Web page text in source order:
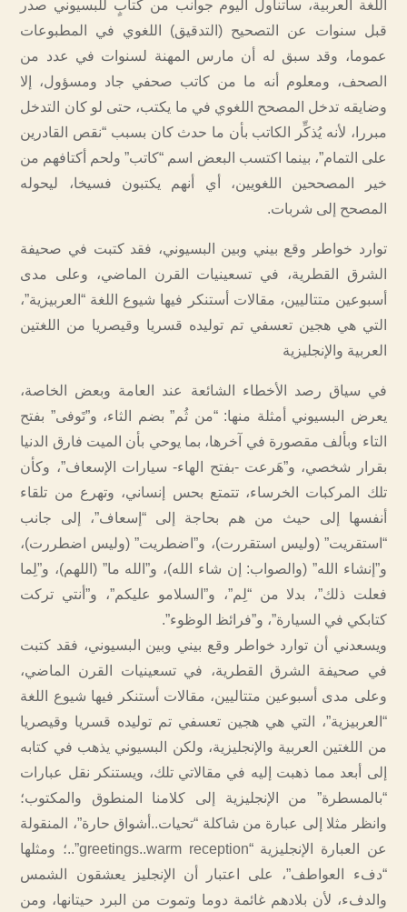
اللغة العربية، سأتناول اليوم جوانب من كتابٍ للبسيوني صدر
قبل سنوات عن التصحيح (التدقيق) اللغوي في المطبوعات
عموما، وقد سبق له أن مارس المهنة لسنوات في عدد من
الصحف، ومعلوم أنه ما من كاتب صحفي جاد ومسؤول، إلا
وضايقه تدخل المصحح اللغوي في ما يكتب، حتى لو كان التدخل
مبررا، لأنه يُذكِّر الكاتب بأن ما حدث كان بسبب “نقص القادرين
على التمام”، بينما اكتسب البعض اسم “كاتب” ولحم أكتافهم من
خير المصححين اللغويين، أي أنهم يكتبون فسيخا، ليحوله
المصحح إلى شربات.
توارد خواطر وقع بيني وبين البسيوني، فقد كتبت في صحيفة
الشرق القطرية، في تسعينيات القرن الماضي، وعلى مدى
أسبوعين متتاليين، مقالات أستنكر فيها شيوع اللغة “العربيزية”،
التي هي هجين تعسفي تم توليده قسريا وقيصريا من اللغتين
العربية والإنجليزية
في سياق رصد الأخطاء الشائعة عند العامة وبعض الخاصة،
يعرض البسيوني أمثلة منها: “من ثُم” بضم الثاء، و”تَوفى” بفتح
التاء وبألف مقصورة في آخرها، بما يوحي بأن الميت فارق الدنيا
بقرار شخصي، و”هَرعت -بفتح الهاء- سيارات الإسعاف”، وكأن
تلك المركبات الخرساء، تتمتع بحس إنساني، وتهرع من تلقاء
أنفسها إلى حيث من هم بحاجة إلى “إسعاف”، إلى جانب
“استقريت” (وليس استقررت)، و”اضطريت” (وليس اضطررت)،
و”إنشاء الله” (والصواب: إن شاء الله)، و”الله ما” (اللهم)، و”لِما
فعلت ذلك”، بدلا من “لِم”، و”السلامو عليكم”، و”أنتي تركت
كتابكي في السيارة”، و”فرائظ الوظوء”.
ويسعدني أن توارد خواطر وقع بيني وبين البسيوني، فقد كتبت
في صحيفة الشرق القطرية، في تسعينيات القرن الماضي،
وعلى مدى أسبوعين متتاليين، مقالات أستنكر فيها شيوع اللغة
“العربيزية”، التي هي هجين تعسفي تم توليده قسريا وقيصريا
من اللغتين العربية والإنجليزية، ولكن البسيوني يذهب في كتابه
إلى أبعد مما ذهبت إليه في مقالاتي تلك، ويستنكر نقل عبارات
“بالمسطرة” من الإنجليزية إلى كلامنا المنطوق والمكتوب؛
وانظر مثلا إلى عبارة من شاكلة “تحيات..أشواق حارة”، المنقولة
عن العبارة الإنجليزية “greetings..warm reception”..؛ ومثلها
“دفء العواطف”، على اعتبار أن الإنجليز يعشقون الشمس
والدفء، لأن بلادهم غائمة دوما وتموت من البرد حيتانها، ومن